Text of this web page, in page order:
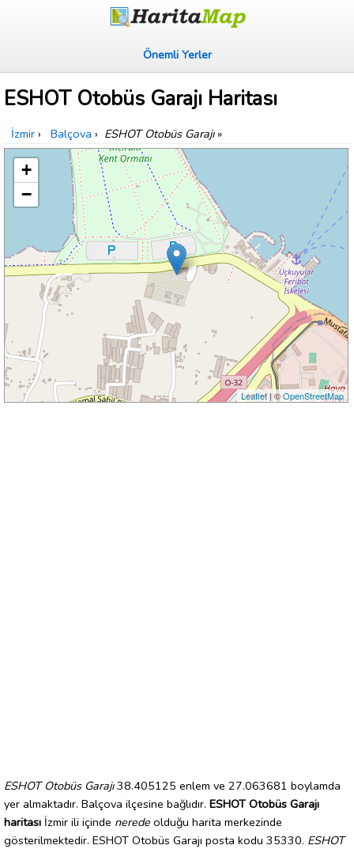
Önemli Yerler
ESHOT Otobüs Garajı Haritası
İzmir › Balçova › ESHOT Otobüs Garajı»
+
−
Leaflet| ©OpenStreetMap
ESHOT Otobüs Garajı38.405125 enlem ve 27.063681 boylamda
yer almaktadır. Balçova ilçesine bağlıdır. ESHOT Otobüs Garajı
haritası İzmir ili içinde nerede olduğu harita merkezinde
gösterilmektedir. ESHOT Otobüs Garajı posta kodu 35330. ESHOT